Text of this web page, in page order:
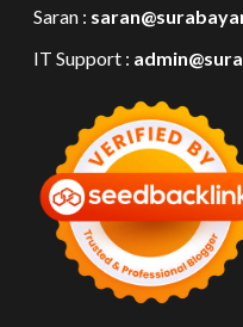
Saran :
IT Support :